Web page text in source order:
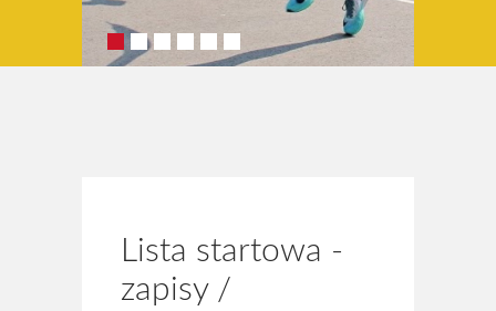
Informacje
Pomoc
Regulamin
Statut ŻTC
Lista startowa -
zapisy /